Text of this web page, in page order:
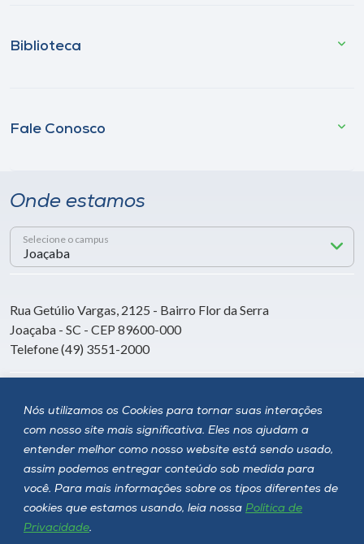
Nós utilizamos os Cookies para tornar suas interações
com nosso site mais significativa. Eles nos ajudam a
entender melhor como nosso website está sendo usado,
assim podemos entregar conteúdo sob medida para
você. Para mais informações sobre os tipos diferentes de
cookies que estamos usando, leia nossa Política de
Privacidade.
Biblioteca
Fale Conosco
Onde estamos
Selecione o campus
Rua Getúlio Vargas, 2125 - Bairro Flor da Serra
Joaçaba - SC - CEP 89600-000
Telefone (49) 3551-2000
Siga a Unoesc